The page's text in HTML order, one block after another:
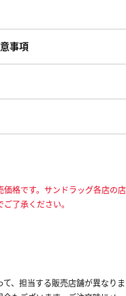
事項
格です。サンドラッグ各店の
了承ください。
、担当する販売店舗が異なり